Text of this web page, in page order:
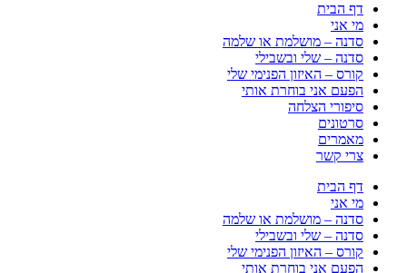
דף הבית
מי אני
סדנה – מושלמת או שלמה
סדנה – שלי ובשבילי
קורס – האיזון הפנימי שלי
הפעם אני בוחרת אותי
סיפורי הצלחה
סרטונים
מאמרים
צרי קשר
דף הבית
מי אני
סדנה – מושלמת או שלמה
סדנה – שלי ובשבילי
קורס – האיזון הפנימי שלי
הפעם אני בוחרת אותי